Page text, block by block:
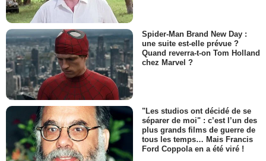
Spider-Man Brand New Day :
une suite est-elle prévue ?
Quand reverra-t-on Tom Holland
chez Marvel ?
"Les studios ont décidé de se
séparer de moi" : c’est l’un des
plus grands films de guerre de
tous les temps… Mais Francis
Ford Coppola en a été viré !